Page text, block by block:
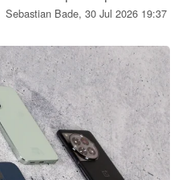
сэкономить
размерам, эти ПК при
задней панели монитора.
в то время как другие
Sebastian Bade, 30 Jul 2026 19:37